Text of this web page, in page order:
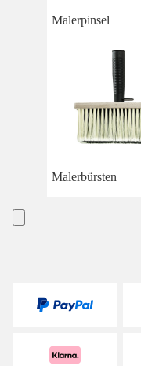
Malerpinsel
Malerbürsten